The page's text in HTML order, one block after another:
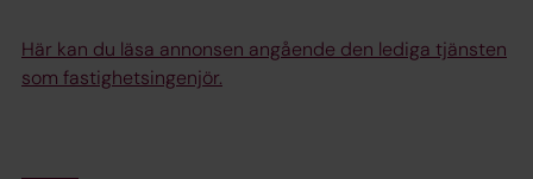
Här kan du läsa annonsen angående den lediga tjänsten
som fastighetsingenjör.